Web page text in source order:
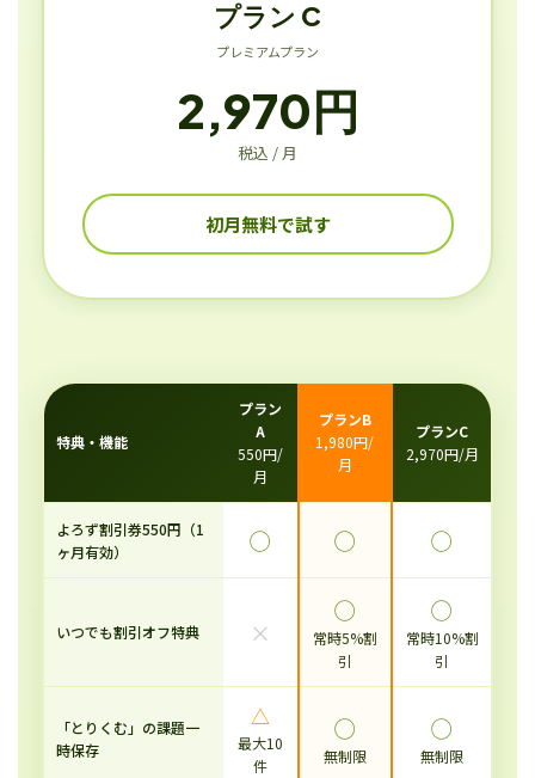
プラン C
プレミアムプラン
2,970円
税込 / 月
初月無料で試す
特典・機能
プラン
A
550円/
月
プランB
1,980円/
月
プランC
2,970円/月
よろず割引券550円（1
ヶ月有効）
◯ ◯ ◯
いつでも割引オフ特典 ×
◯
常時5%割
引
◯
常時10%割
引
「とりくむ」の課題一
時保存
△
最大10
件
◯
無制限
◯
無制限